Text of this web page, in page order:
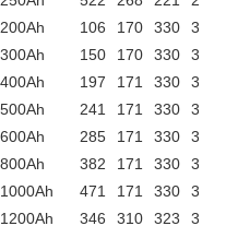
200Ah 106 170 330
345
300Ah 150 170 330
345
400Ah 197 171 330
345
500Ah 241 171 330
345
600Ah 285 171 330
345
800Ah 382 171 330
345
1000Ah 471 171 330
345
1200Ah 346 310 323
336